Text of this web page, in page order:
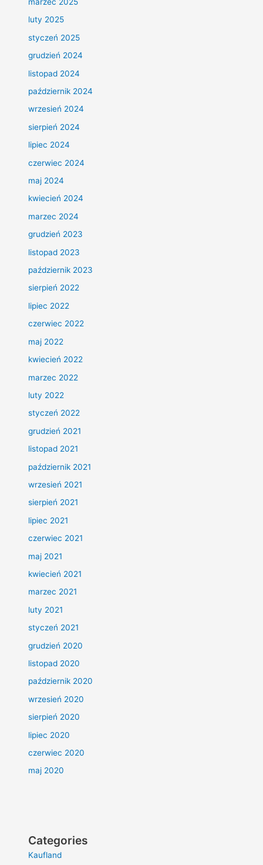
luty 2025
styczeń 2025
grudzień 2024
listopad 2024
październik 2024
wrzesień 2024
sierpień 2024
lipiec 2024
czerwiec 2024
maj 2024
kwiecień 2024
marzec 2024
grudzień 2023
listopad 2023
październik 2023
sierpień 2022
lipiec 2022
czerwiec 2022
maj 2022
kwiecień 2022
marzec 2022
luty 2022
styczeń 2022
grudzień 2021
listopad 2021
październik 2021
wrzesień 2021
sierpień 2021
lipiec 2021
czerwiec 2021
maj 2021
kwiecień 2021
marzec 2021
luty 2021
styczeń 2021
grudzień 2020
listopad 2020
październik 2020
wrzesień 2020
sierpień 2020
lipiec 2020
czerwiec 2020
maj 2020
Categories
Kaufland